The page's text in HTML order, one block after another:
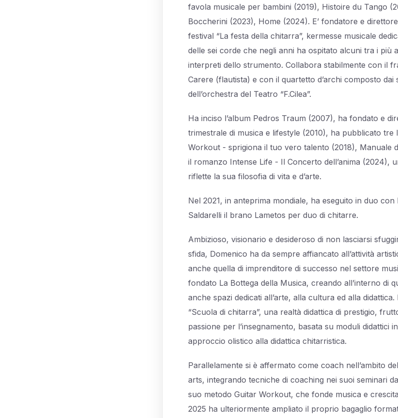
favola musicale per bambini (2019), Histoire du Tango
Boccherini (2023), Home (2024). E’ fondatore e
festival “La festa della chitarra”, kermesse musicale
delle sei corde che negli anni ha ospitato alcuni tra i più
interpreti dello strumento. Collabora stabilmente con il
Carere (flautista) e con il quartetto d’archi composto dai
dell’orchestra del Teatro “F.Cilea”.
Ha inciso l’album Pedros Traum (2007), ha fondato e
trimestrale di musica e lifestyle (2010), ha pubblicato tre
Workout - sprigiona il tuo vero talento (2018), Manuale
il romanzo Intense Life - Il Concerto dell’anima (2024),
riflette la sua filosofia di vita e d’arte.
Nel 2021, in anteprima mondiale, ha eseguito in duo con
Saldarelli il brano Lametos per duo di chitarre.
Ambizioso, visionario e desideroso di non lasciarsi
sfida, Domenico ha da sempre affiancato all’attività
anche quella di imprenditore di successo nel settore
fondato La Bottega della Musica, creando all’interno di
anche spazi dedicati all’arte, alla cultura ed alla didattica.
“Scuola di chitarra”, una realtà didattica di prestigio,
passione per l’insegnamento, basata su moduli didattici
approccio olistico alla didattica chitarristica.
Parallelamente si è affermato come coach nell’ambito
arts, integrando tecniche di coaching nei suoi seminari
suo metodo Guitar Workout, che fonde musica e
2025 ha ulteriormente ampliato il proprio bagaglio